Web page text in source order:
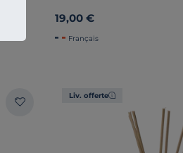
19,00 €
Français
Liv. offerte